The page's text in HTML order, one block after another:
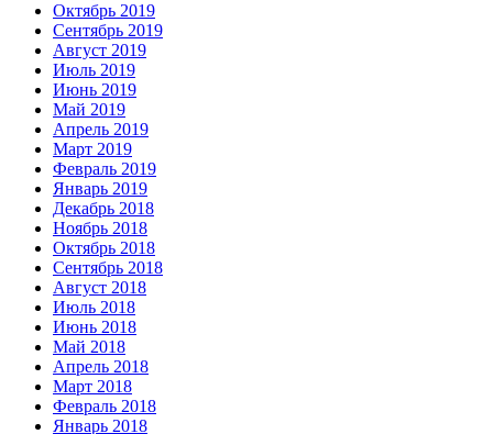
Октябрь 2019
Сентябрь 2019
Август 2019
Июль 2019
Июнь 2019
Май 2019
Апрель 2019
Март 2019
Февраль 2019
Январь 2019
Декабрь 2018
Ноябрь 2018
Октябрь 2018
Сентябрь 2018
Август 2018
Июль 2018
Июнь 2018
Май 2018
Апрель 2018
Март 2018
Февраль 2018
Январь 2018